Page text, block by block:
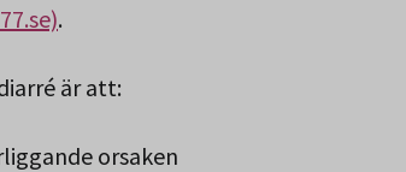
.
är att:
orsaken